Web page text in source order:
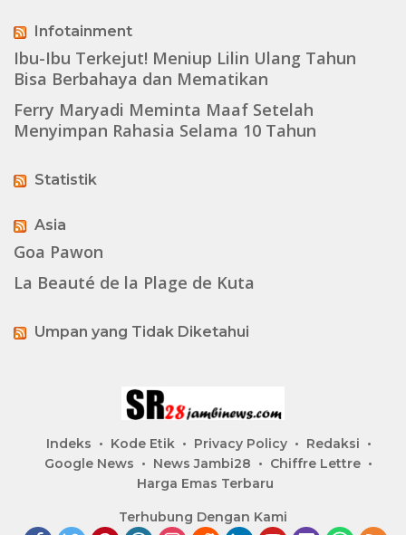
Infotainment
Ibu-Ibu Terkejut! Meniup Lilin Ulang Tahun
Bisa Berbahaya dan Mematikan
Ferry Maryadi Meminta Maaf Setelah
Menyimpan Rahasia Selama 10 Tahun
Statistik
Asia
Goa Pawon
La Beauté de la Plage de Kuta
Umpan yang Tidak Diketahui
Indeks Kode Etik Privacy Policy
Redaksi
Google News
News Jambi28
Chiffre Lettre
Harga Emas Terbaru
Terhubung Dengan Kami